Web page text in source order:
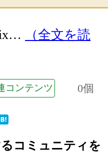
（全文を読
コンテンツ 0個
るコミュニティを